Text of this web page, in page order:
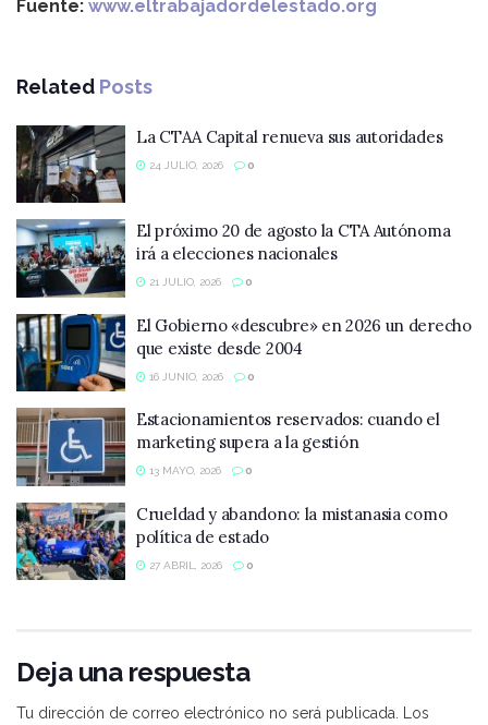
Fuente: www.eltrabajadordelestado.org
Related Posts
La CTAA Capital renueva sus autoridades
24 JULIO, 2026 0
El próximo 20 de agosto la CTA Autónoma
irá a elecciones nacionales
21 JULIO, 2026 0
El Gobierno «descubre» en 2026 un derecho
que existe desde 2004
16 JUNIO, 2026 0
Estacionamientos reservados: cuando el
marketing supera a la gestión
13 MAYO, 2026 0
Crueldad y abandono: la mistanasia como
política de estado
27 ABRIL, 2026 0
Deja una respuesta
Tu dirección de correo electrónico no será publicada. Los